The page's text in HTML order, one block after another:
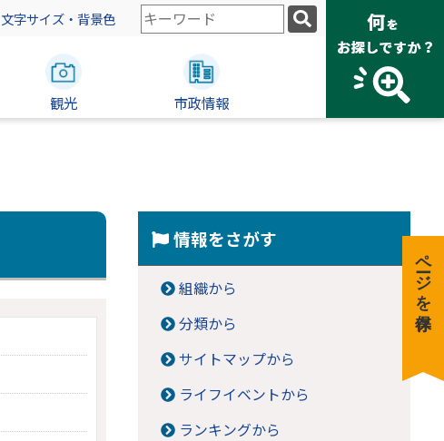
文字サイズ・背景色
検
索
ー
観光 市政情報
情報をさがす
組織から
分類から
サイトマップから
ライフイベントから
ランキングから
ページを保存